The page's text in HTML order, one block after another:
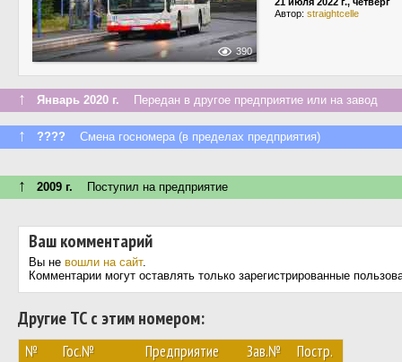
390
Автор: straightcelle
↑ Январь 2020 г. Передан в другое предприятие или на завод
↑ ???? Смена госномера (в пределах предприятия)
↑ 2009 г. Поступил на предприятие
Ваш комментарий
Вы не вошли на сайт.
Комментарии могут оставлять только зарегистрированные
Другие ТС с этим номером:
№ Гос.№ Предприятие Зав.№ Постр.